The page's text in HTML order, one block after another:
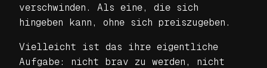
verschwinden. Als eine, die sich
hingeben kann, ohne sich preiszugeben.
Vielleicht ist das ihre eigentliche
Aufgabe: nicht brav zu werden, nicht